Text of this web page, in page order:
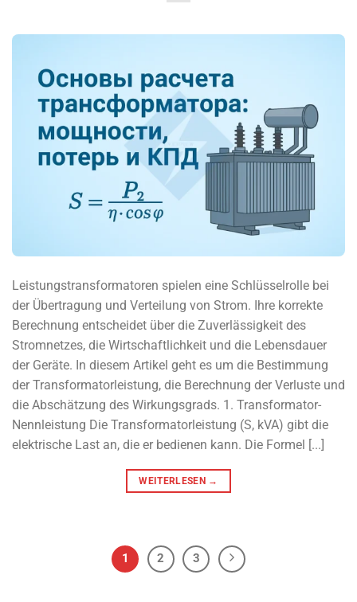
Leistungstransformatoren spielen eine Schlüsselrolle bei
der Übertragung und Verteilung von Strom. Ihre korrekte
Berechnung entscheidet über die Zuverlässigkeit des
Stromnetzes, die Wirtschaftlichkeit und die Lebensdauer
der Geräte. In diesem Artikel geht es um die Bestimmung
der Transformatorleistung, die Berechnung der Verluste und
die Abschätzung des Wirkungsgrads. 1. Transformator-
Nennleistung Die Transformatorleistung (S, kVA) gibt die
elektrische Last an, die er bedienen kann. Die Formel [...]
WEITERLESEN →
1 2 3